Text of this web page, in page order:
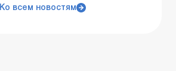
Ко всем новостям